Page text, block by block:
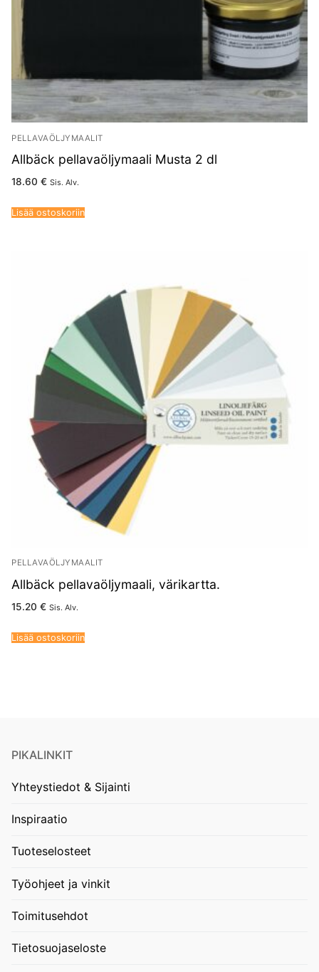
PELLAVAÖLJYMAALIT
Allbäck pellavaöljymaali Musta 2 dl
18.60 € Sis. Alv.
Lisää ostoskoriin
PELLAVAÖLJYMAALIT
Allbäck pellavaöljymaali, värikartta.
15.20 € Sis. Alv.
Lisää ostoskoriin
PIKALINKIT
Yhteystiedot & Sijainti
Inspiraatio
Tuoteselosteet
Työohjeet ja vinkit
Toimitusehdot
Tietosuojaseloste